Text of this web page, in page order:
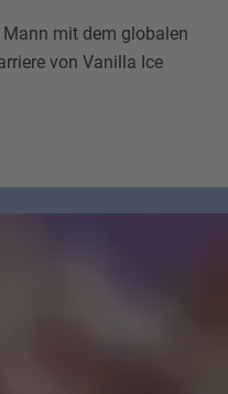
Mann mit dem globalen
von Vanilla Ice